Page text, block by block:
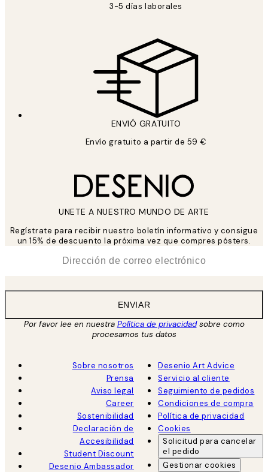
3-5 días laborales
ENVIÓ GRATUITO
Envío gratuito a partir de 59 €
UNETE A NUESTRO MUNDO DE ARTE
Regístrate para recibir nuestro boletín informativo y consigue
un 15% de descuento la próxima vez que compres pósters.
ENVIAR
Por favor lee en nuestra Política de privacidadsobre como
procesamos tus datos
Sobre nosotros
Prensa
Aviso legal
Career
Sostenibilidad
Declaración de
Accesibilidad
Student Discount
Desenio Ambassador
Desenio Art Advice
Servicio al cliente
Seguimiento de pedidos
Condiciones de compra
Política de privacidad
Cookies
Solicitud para cancelar
el pedido
Gestionar cookies